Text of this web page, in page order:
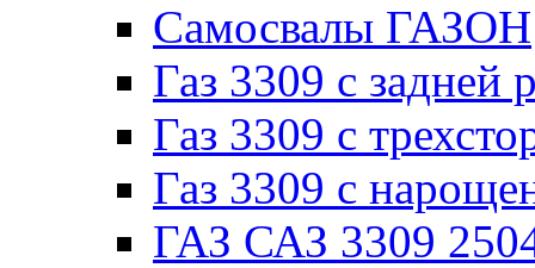
Самосвалы ГАЗОН
Газ 3309 с задней
Газ 3309 с
Газ 3309 с
ГАЗ САЗ 3309